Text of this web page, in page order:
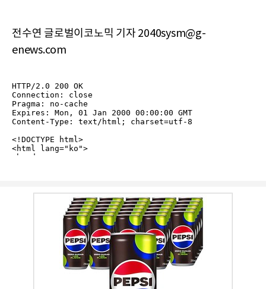
전수연 글로벌이코노믹 기자 2040sysm@g-
enews.com